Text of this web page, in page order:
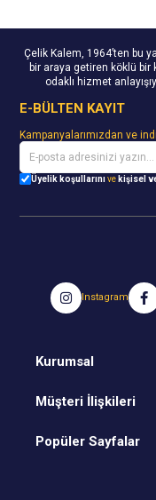
Çelik Kalem, 1964’ten bu
bir araya getiren köklü
odaklı hizmet
E-BÜLTEN KAYIT
Kampanyalarımızdan ve
Üyelik koşullarınıve kişisel
Instagram
Kurumsal
Müşteri İlişkileri
Popüler Sayfalar